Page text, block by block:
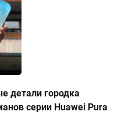
детали городка
серии Huawei Pura